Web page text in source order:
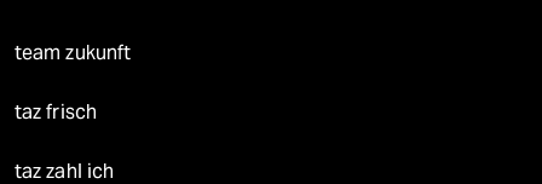
team zukunft
taz frisch
taz zahl ich